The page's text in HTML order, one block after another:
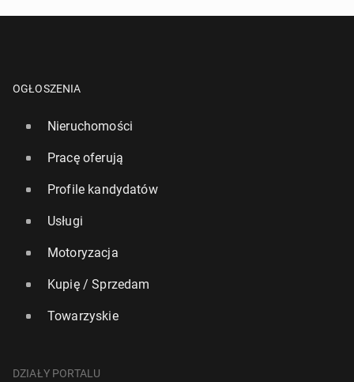
OGŁOSZENIA
Nieruchomości
Pracę oferują
Profile kandydatów
Usługi
Motoryzacja
Kupię / Sprzedam
Towarzyskie
DZIAŁY PORTALU